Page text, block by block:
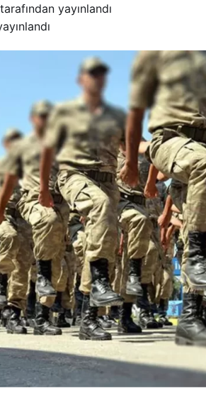
tarafından yayınlandı